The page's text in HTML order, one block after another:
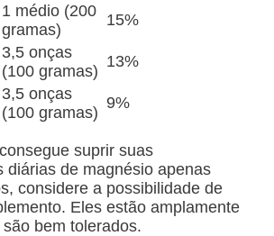
1 médio (200
gramas)
15%
3,5 onças
(100 gramas)
13%
3,5 onças
(100 gramas)
9%
suprir suas
diárias de magnésio apenas
considere a possibilidade de
Eles estão amplamente
bem tolerados.